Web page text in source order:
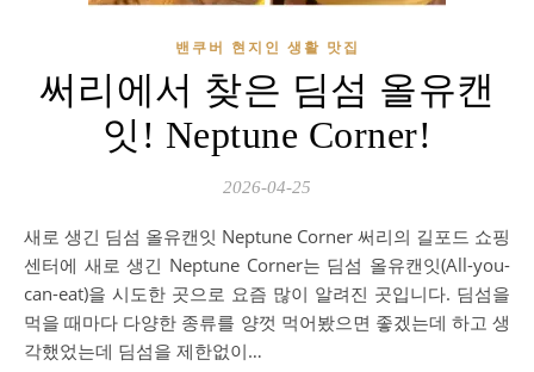
밴쿠버 현지인 생활 맛집
써리에서 찾은 딤섬 올유캔
잇! Neptune Corner!
2026-04-25
새로 생긴 딤섬 올유캔잇 Neptune Corner 써리의 길포드 쇼핑
센터에 새로 생긴 Neptune Corner는 딤섬 올유캔잇(All-you-
can-eat)을 시도한 곳으로 요즘 많이 알려진 곳입니다. 딤섬을
먹을 때마다 다양한 종류를 양껏 먹어봤으면 좋겠는데 하고 생
각했었는데 딤섬을 제한없이…